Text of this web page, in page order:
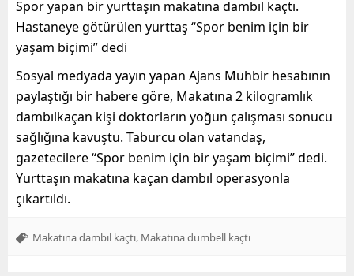
Spor yapan bir yurttaşın makatına dambıl kaçtı.
Hastaneye götürülen yurttaş “Spor benim için bir
yaşam biçimi” dedi
Sosyal medyada yayın yapan Ajans Muhbir hesabının
paylaştığı bir habere göre, Makatına 2 kilogramlık
dambılkaçan kişi doktorların yoğun çalışması sonucu
sağlığına kavuştu. Taburcu olan vatandaş,
gazetecilere “Spor benim için bir yaşam biçimi” dedi.
Yurttaşın makatına kaçan dambıl operasyonla
çıkartıldı.
Makatına dambıl kaçtı Makatına dumbell kaçtı